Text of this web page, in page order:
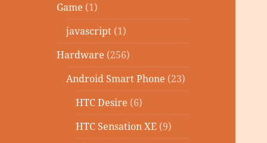
Game (1)
javascript (1)
Hardware (256)
Android Smart Phone (23)
HTC Desire (6)
HTC Sensation XE (9)